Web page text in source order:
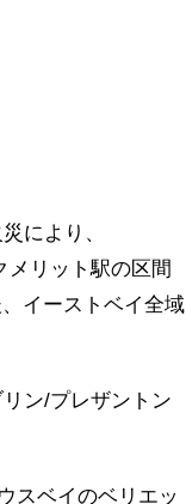
により、
メリット駅の区間
イーストベイ全域
ン/プレザントン
スベイのベリエッ